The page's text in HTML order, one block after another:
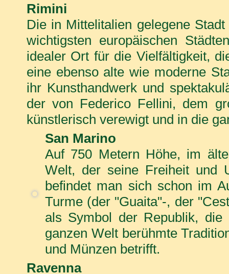
Rimini
Die in Mittelitalien gelegene
wichtigsten europäischen
idealer Ort für die Vielfältigkeit,
eine ebenso alte wie moderne
ihr Kunsthandwerk und
der von Federico Fellini, dem
künstlerisch verewigt und in die
San Marino
Auf 750 Metern Höhe, im
Welt, der seine Freiheit und
befindet man sich schon im
Turme (der "Guaita"-, der
als Symbol der Republik, die
ganzen Welt berühmte
und Münzen betrifft.
Ravenna